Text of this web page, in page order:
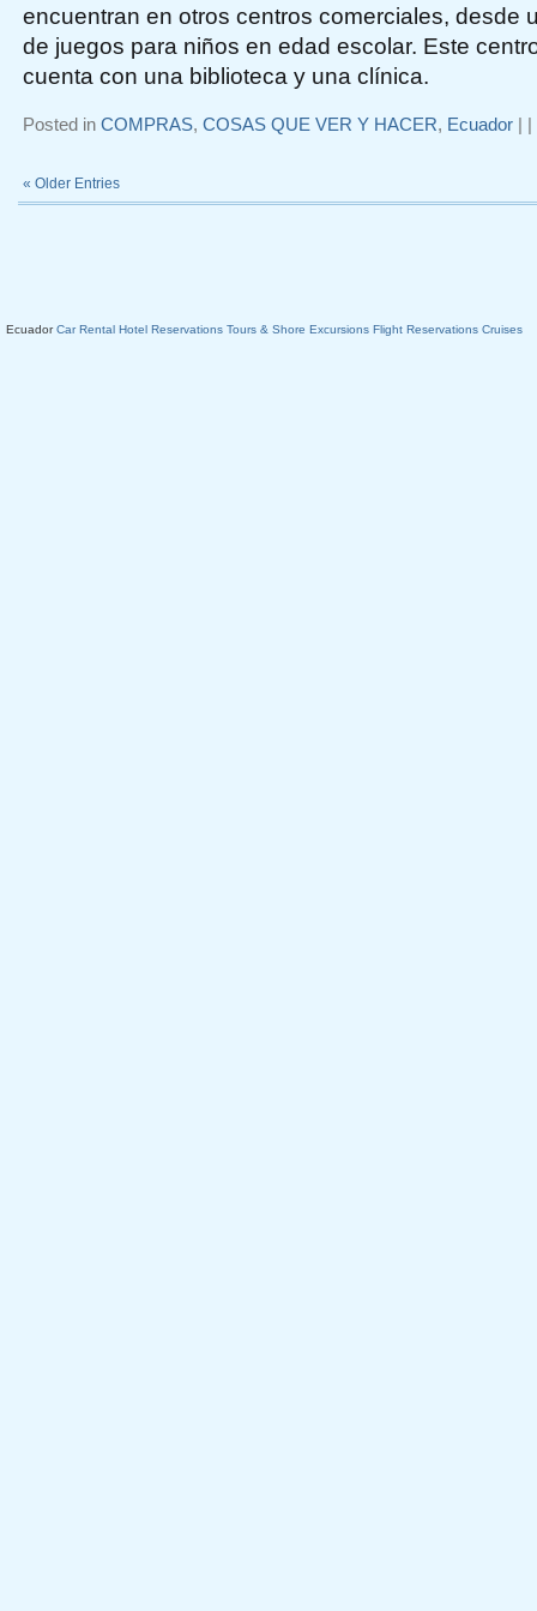
encuentran en otros centros comerciales, desde
de juegos para niños en edad escolar. Este
cuenta con una biblioteca y una clínica.
Posted in COMPRAS, COSAS QUE VER Y HACER, Ecuador | |
« Older Entries
EcuadorCar Rental Hotel Reservations Tours & Shore Excursions Flight Reservations Cruises